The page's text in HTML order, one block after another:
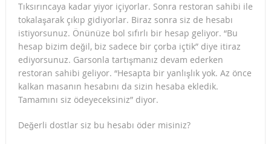
Tıksırıncaya kadar yiyor içiyorlar. Sonra restoran sahibi ile
tokalaşarak çıkıp gidiyorlar. Biraz sonra siz de hesabı
istiyorsunuz. Önünüze bol sıfırlı bir hesap geliyor. “Bu
hesap bizim değil, biz sadece bir çorba içtik” diye itiraz
ediyorsunuz. Garsonla tartışmanız devam ederken
restoran sahibi geliyor. “Hesapta bir yanlışlık yok. Az önce
kalkan masanın hesabını da sizin hesaba ekledik.
Tamamını siz ödeyeceksiniz” diyor.
Değerli dostlar siz bu hesabı öder misiniz?